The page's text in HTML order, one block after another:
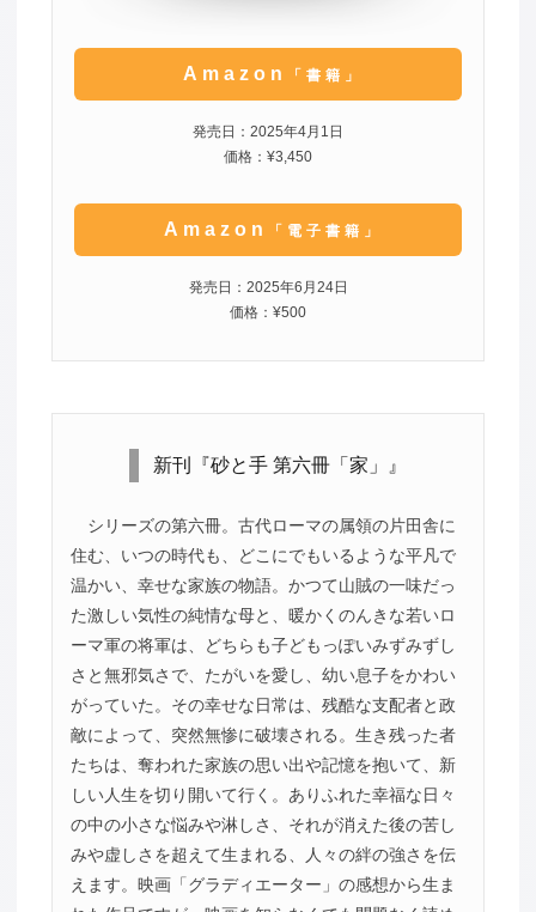
Amazon 「書籍」
発売日：2025年4月1日
価格：¥3,450
Amazon 「電子書籍」
発売日：2025年6月24日
価格：¥500
新刊『砂と手 第六冊「家」』
シリーズの第六冊。古代ローマの属領の片田舎に
住む、いつの時代も、どこにでもいるような平凡で
温かい、幸せな家族の物語。かつて山賊の一味だっ
た激しい気性の純情な母と、暖かくのんきな若いロ
ーマ軍の将軍は、どちらも子どもっぽいみずみずし
さと無邪気さで、たがいを愛し、幼い息子をかわい
がっていた。その幸せな日常は、残酷な支配者と政
敵によって、突然無惨に破壊される。生き残った者
たちは、奪われた家族の思い出や記憶を抱いて、新
しい人生を切り開いて行く。ありふれた幸福な日々
の中の小さな悩みや淋しさ、それが消えた後の苦し
みや虚しさを超えて生まれる、人々の絆の強さを伝
えます。映画「グラディエーター」の感想から生ま